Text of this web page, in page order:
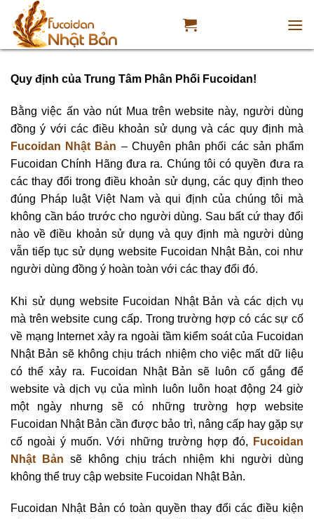
content
Quy định của Trung Tâm Phân Phối Fucoidan!
Bằng việc ấn vào nút Mua trên website này, người dùng
đồng ý với các điều khoản sử dụng và các quy định mà
Fucoidan Nhật Bản – Chuyên phân phối các sản phẩm
Fucoidan Chính Hãng đưa ra. Chúng tôi có quyền đưa ra
các thay đổi trong điều khoản sử dụng, các quy định theo
đúng Pháp luật Việt Nam và qui định của chúng tôi mà
không cần báo trước cho người dùng. Sau bất cứ thay đổi
nào về điều khoản sử dụng và quy định mà người dùng
vẫn tiếp tục sử dụng website Fucoidan Nhật Bản, coi như
người dùng đồng ý hoàn toàn với các thay đổi đó.
Khi sử dụng website Fucoidan Nhật Bản và các dịch vụ
mà trên website cung cấp. Trong trường hợp có các sự cố
về mạng Internet xảy ra ngoài tầm kiểm soát của Fucoidan
Nhật Bản sẽ không chịu trách nhiệm cho việc mất dữ liệu
có thể xảy ra. Fucoidan Nhật Bản sẽ luôn cố gắng để
website và dịch vụ của mình luôn luôn hoạt động 24 giờ
một ngày nhưng sẽ có những trường hợp website
Fucoidan Nhật Bản cần được bảo trì, nâng cấp hay gặp sự
cố ngoài ý muốn. Với những trường hợp đó,
Fucoidan
Nhật Bản sẽ không chịu trách nhiệm khi người dùng
không thể truy cập website Fucoidan Nhật Bản.
Fucoidan Nhật Bản có toàn quyền thay đổi các điều kiện